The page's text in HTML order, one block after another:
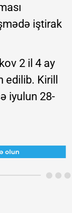
iştirak
2 il 4 ay
Kirill
iyulun 28-